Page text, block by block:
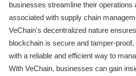
businesses streamline their operations
associated with supply chain
VeChain's decentralized nature
blockchain is secure and tamper-
with a reliable and efficient way to
With VeChain, businesses can gain